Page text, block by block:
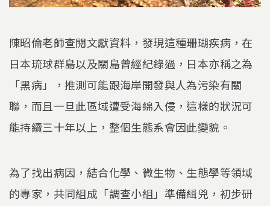
陳昭倫老師查閱文獻資料，發現這種珊瑚疾病，在
日本琉球群島以及關島曾經紀錄過，日本亦稱之為
「黑病」，推測可能跟海岸開發與人為污染有關
聯，而且一旦此區域遭受海綿入侵，這樣的狀況可
能持續三十年以上，整個生態系會因此變貌。
為了找出病因，結合化學、微生物、生態學等領域
的專家，共同組成「調查小組」準備緝兇，初步研